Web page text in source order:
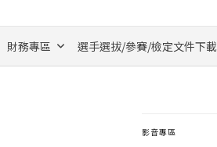
財務專區 選手選拔/參賽/檢定文件下載
影音專區